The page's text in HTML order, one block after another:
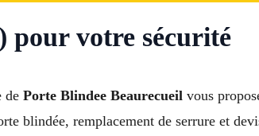
pour votre sécurité
de Porte Blindee Beaurecueil vous
blindée, remplacement de serrure et